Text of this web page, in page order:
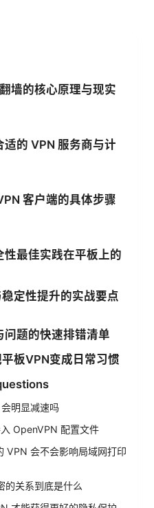
墙的核心原理与现实
的 VPN 服务商与计
客户端的具体步骤
最佳实践在平板上的
定性提升的实战要点
题的快速排错清单
板VPN变成日常习惯
明显减速吗
OpenVPN 配置文件
VPN 会不会影响局域网打印
的关系到底是什么